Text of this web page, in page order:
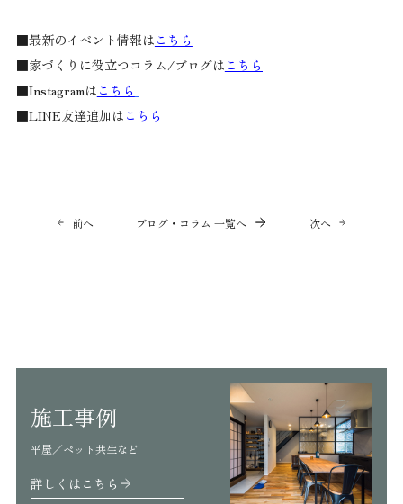
■最新のイベント情報は こちら
■家づくりに役立つコラム/ブログは こちら
■Instagramは こちら
■LINE友達追加は こちら
前へ ブログ・コラム 一覧へ 次へ
施工事例
平屋／ペット共生など
詳しくはこちら